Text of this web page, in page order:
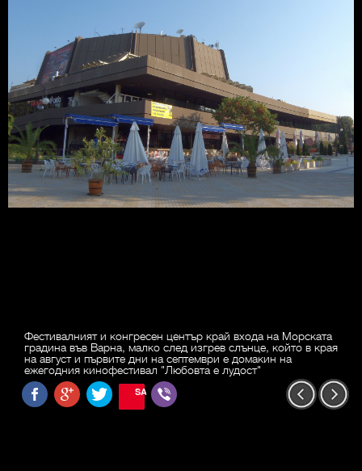
Фестивалният и конгресен център край входа на Морската
градина във Варна, малко след изгрев слънце, който в края
на август и първите дни на септември е домакин на
ежегодния кинофестивал "Любовта е лудост"
SAVE